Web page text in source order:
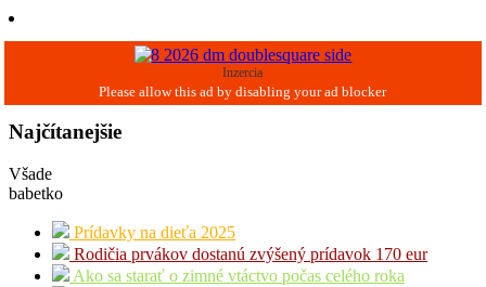
Inzercia
Najčítanejšie
Všade
babetko
Prídavky na dieťa 2025
Rodičia prvákov dostanú zvýšený prídavok 170 eur
Ako sa starať o zimné vtáctvo počas celého roka